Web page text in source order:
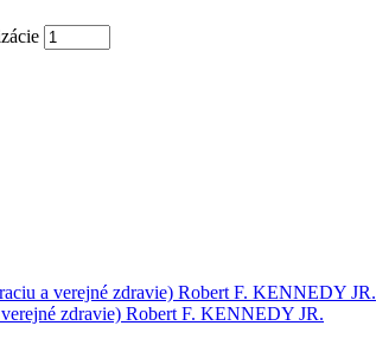
a verejné zdravie) Robert F. KENNEDY JR.
zdravie) Robert F. KENNEDY JR.